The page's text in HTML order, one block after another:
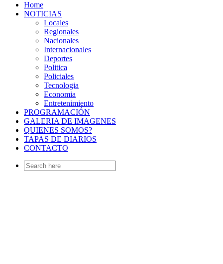
Home
NOTICIAS
Locales
Regionales
Nacionales
Internacionales
Deportes
Politica
Policiales
Tecnologia
Economia
Entretenimiento
PROGRAMACIÓN
GALERIA DE IMAGENES
QUIENES SOMOS?
TAPAS DE DIARIOS
CONTACTO
Search
for: